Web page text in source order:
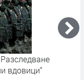
служби
върху местния вот